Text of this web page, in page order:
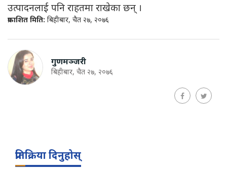
उत्पादनलाई पनि राहतमा राखेका छन् ।
प्रकाशित मिति: बिहीबार, चैत २७, २०७६
गुणमञ्जरी
बिहीबार, चैत २७, २०७६
प्रतिक्रिया दिनुहोस्